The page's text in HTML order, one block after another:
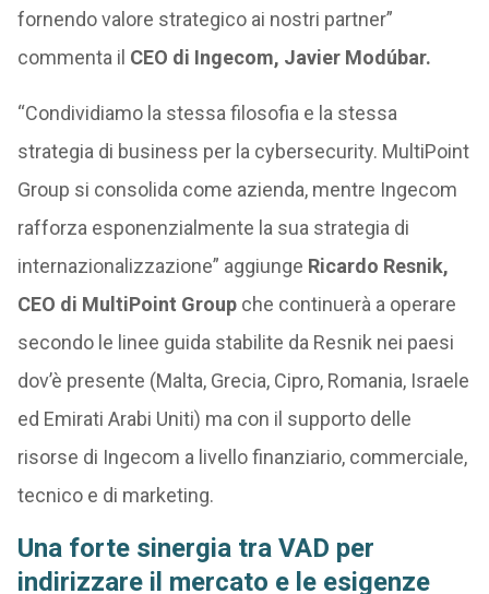
fornendo valore strategico ai nostri partner”
commenta il CEO di Ingecom, Javier Modúbar.
“Condividiamo la stessa filosofia e la stessa
strategia di business per la cybersecurity. MultiPoint
Group si consolida come azienda, mentre Ingecom
rafforza esponenzialmente la sua strategia di
internazionalizzazione” aggiunge Ricardo Resnik,
CEO di MultiPoint Group che continuerà a operare
secondo le linee guida stabilite da Resnik nei paesi
dov’è presente (Malta, Grecia, Cipro, Romania, Israele
ed Emirati Arabi Uniti) ma con il supporto delle
risorse di Ingecom a livello finanziario, commerciale,
tecnico e di marketing.
Una forte sinergia tra VAD per
indirizzare il mercato e le esigenze